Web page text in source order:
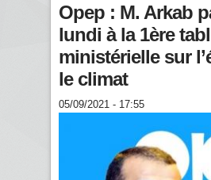
Opep : M. Arkab
lundi à la 1ère
ministérielle sur
le climat
05/09/2021 - 17:55